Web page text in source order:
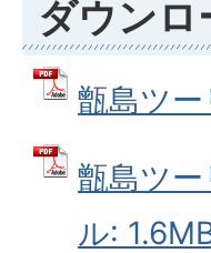
ダウンロ
甑島ツ
甑島ツ
ル: